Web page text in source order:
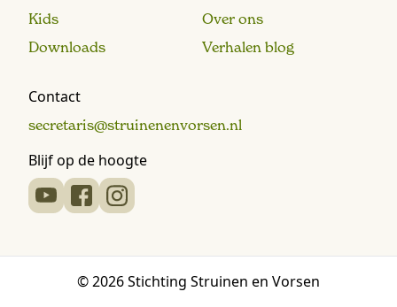
Kids
Over ons
Downloads
Verhalen blog
Contact
secretaris@struinenenvorsen.nl
Blijf op de hoogte
© 2026 Stichting Struinen en Vorsen